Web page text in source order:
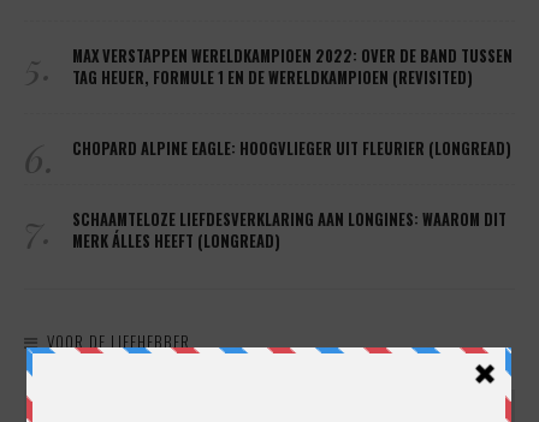
5.
MAX VERSTAPPEN WERELDKAMPIOEN 2022: OVER DE BAND TUSSEN
TAG HEUER, FORMULE 1 EN DE WERELDKAMPIOEN (REVISITED)
6. CHOPARD ALPINE EAGLE: HOOGVLIEGER UIT FLEURIER (LONGREAD)
7.
SCHAAMTELOZE LIEFDESVERKLARING AAN LONGINES: WAAROM DIT
MERK ÁLLES HEEFT (LONGREAD)
VOOR DE LIEFHEBBER